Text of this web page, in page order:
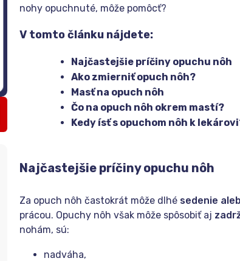
nohy opuchnuté, môže pomôcť?
V tomto článku nájdete:
Najčastejšie príčiny opuchu nôh
Ako zmierniť opuch nôh?
Masť na opuch nôh
Čo na opuch nôh okrem mastí?
Kedy ísť s opuchom nôh k
Najčastejšie príčiny opuchu nôh
Za opuch nôh častokrát môže dlhé sedenie
prácou. Opuchy nôh však môže spôsobiť aj
nohám, sú:
nadváha,